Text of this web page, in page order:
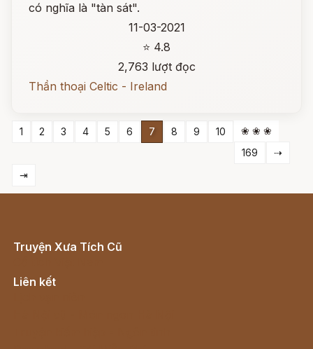
có nghĩa là "tàn sát".
11-03-2021
⭐ 4.8
2,763 lượt đọc
Thần thoại Celtic - Ireland
1 2 3 4 5 6 7 8 9 10
❀ ❀ ❀
169
⇢
⇥
Truyện Xưa Tích Cũ
Liên kết